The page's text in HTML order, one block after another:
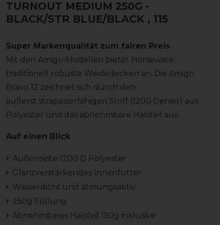
TURNOUT MEDIUM 250G -
BLACK/STR BLUE/BLACK , 115
Super Markenqualität zum fairen Preis
Mit den Amigo-Modellen bietet Horseware
traditionell robuste Weidedecken an. Die Amigo
Bravo 12 zeichnet sich durch den
äußerst strapazierfähigen Stoff (1200 Denier) aus
Polyester und das abnehmbare Halsteil aus.
Auf einen Blick
Außenseite 1200 D Polyester
Glanzverstärkendes Innenfutter
Wasserdicht und atmungsaktiv
250g Füllung
Abnehmbares Halsteil 150g inklusive